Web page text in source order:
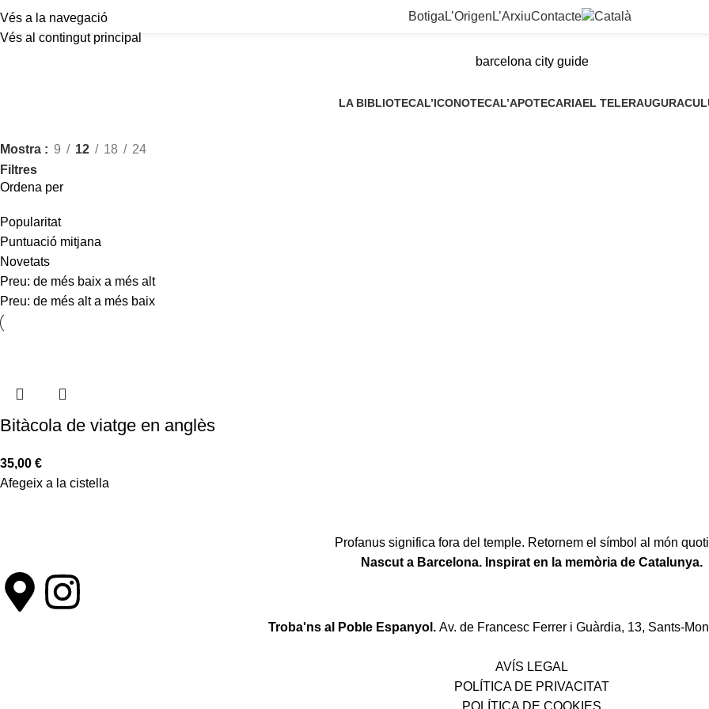
Vés a la navegació
Vés al contingut principal
Botiga L’Origen L’ArxiuContacte
barcelona city guide
LA BIBLIOTECAL’ICONOTECAL’APOTECARIAEL TELER
Mostra 9 12 18
24
Filtres
Ordena per
Popularitat
Puntuació mitjana
Novetats
Preu: de més baix a més alt
Preu: de més alt a més baix
Bitàcola de viatge en anglès
35,00 €
Afegeix a la cistella
Profanus significa fora del temple. Retornem el símbol al món
Nascut a Barcelona. Inspirat en la memòria de Catalunya.
Troba'ns al Poble Espanyol. Av. de Francesc Ferrer i Guàrdia, 13, Sants-
AVÍS LEGAL
POLÍTICA DE PRIVACITAT
POLÍTICA DE COOKIES